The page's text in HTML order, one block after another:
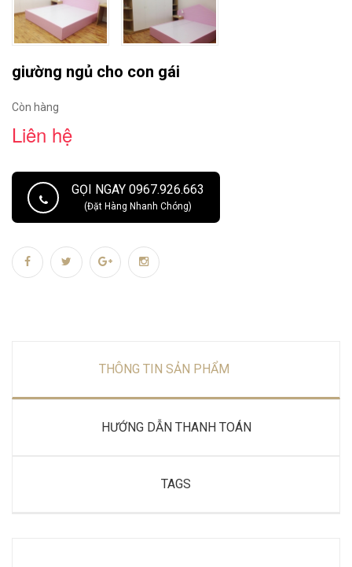
giường ngủ cho con gái
Còn hàng
Liên hệ
GỌI NGAY 0967.926.663
(Đặt Hàng Nhanh Chóng)
THÔNG TIN SẢN PHẨM
HƯỚNG DẪN THANH TOÁN
TAGS